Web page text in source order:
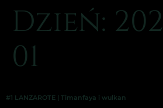
Dzień:
01
#1 LANZAROTE | Timanfaya i wulkan